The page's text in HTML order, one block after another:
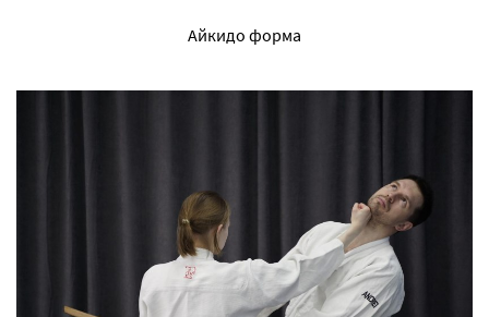
Айкидо форма